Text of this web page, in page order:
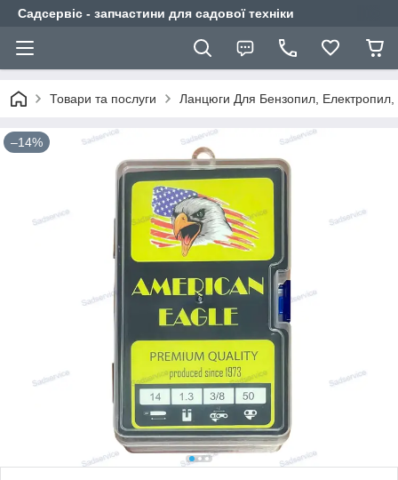
Садсервіс - запчастини для садової техніки
Товари та послуги Ланцюги Для Бензопил,
–14%